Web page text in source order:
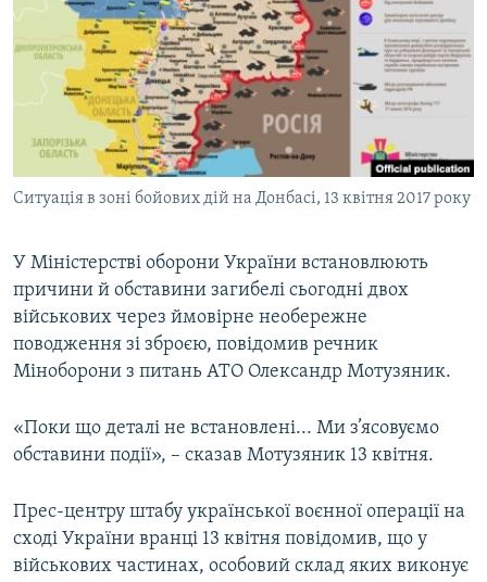
СПЕЦПРОЄКТИ
ПОДКАСТИ
КРИМ РЕАЛІЇ
РУС
КТАТ
ДОЛУЧАЙСЯ!
Усі сайти RFE/RL
Ситуація в зоні бойових дій на Донбасі, 13 квітня 2017 року
У Міністерстві оборони України встановлюють
причини й обставини загибелі сьогодні двох
військових через ймовірне необережне
поводження зі зброєю, повідомив речник
Міноборони з питань АТО Олександр Мотузяник.
«Поки що деталі не встановлені... Ми з’ясовуємо
обставини події», – сказав Мотузяник 13 квітня.
Прес-центру штабу української воєнної операції на
сході України вранці 13 квітня повідомив, що у
військових частинах, особовий склад яких виконує